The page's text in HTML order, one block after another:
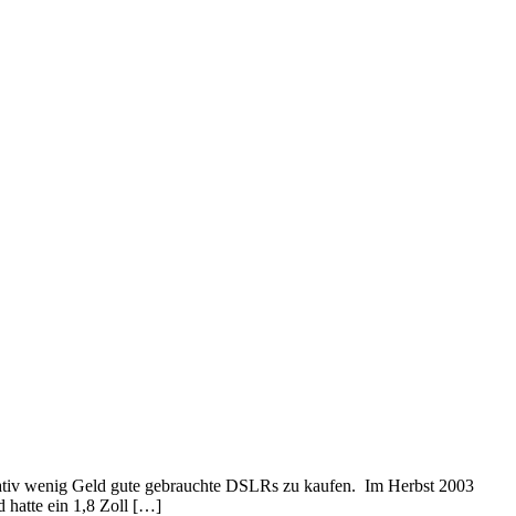
wenig Geld gute gebrauchte DSLRs zu kaufen. Im Herbst 2003
hatte ein 1,8 Zoll […]